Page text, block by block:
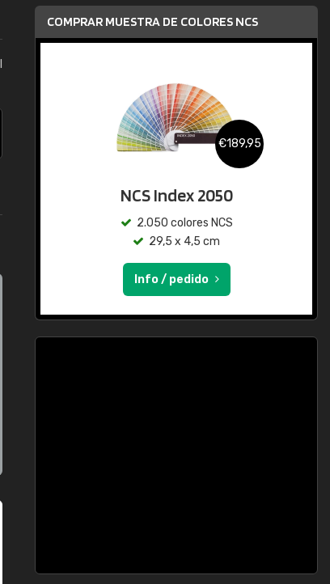
COMPRAR MUESTRA DE COLORES NCS
€189,95
NCS Index 2050
2.050 colores NCS
29,5 x 4,5 cm
Info / pedido